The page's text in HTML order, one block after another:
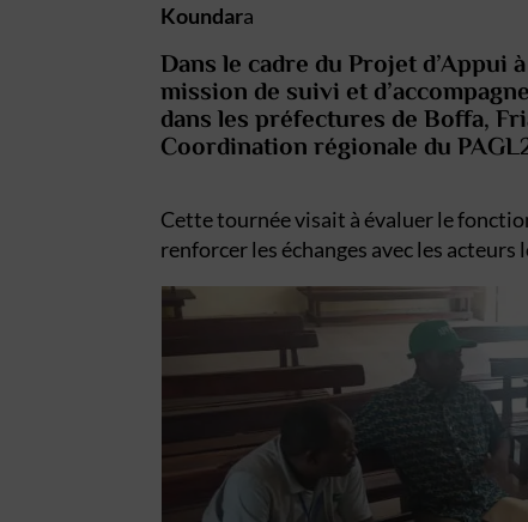
Koundara
Dans le cadre duProjet d’Appui
mission de suivi et
dans les préfectures deBoffa,
Coordination régionale du
Cette tournée visait à évaluer le
renforcer les échanges avec les